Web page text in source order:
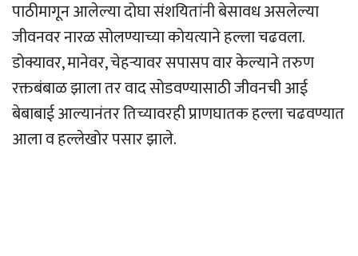
पाठीमागून आलेल्या दोघा संशयितांनी बेसावध असलेल्या
जीवनवर नारळ सोलण्याच्या कोयत्याने हल्ला चढवला.
डोक्यावर, मानेवर, चेहर्‍यावर सपासप वार केल्याने तरुण
रक्तबंबाळ झाला तर वाद सोडवण्यासाठी जीवनची आई
बेबाबाई आल्यानंतर तिच्यावरही प्राणघातक हल्ला चढवण्यात
आला व हल्लेखोर पसार झाले.